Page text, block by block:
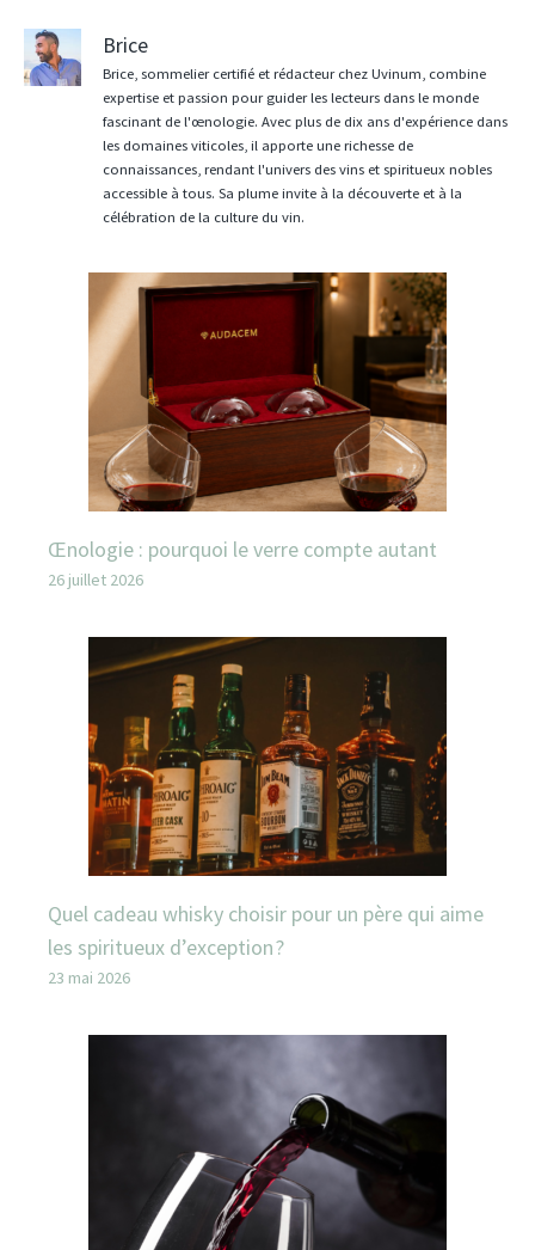
Brice
Brice, sommelier certifié et rédacteur chez Uvinum, combine
expertise et passion pour guider les lecteurs dans le monde
fascinant de l'œnologie. Avec plus de dix ans d'expérience dans
les domaines viticoles, il apporte une richesse de
connaissances, rendant l'univers des vins et spiritueux nobles
accessible à tous. Sa plume invite à la découverte et à la
célébration de la culture du vin.
Œnologie : pourquoi le verre compte autant
26 juillet 2026
Quel cadeau whisky choisir pour un père qui aime
les spiritueux d’exception ?
23 mai 2026